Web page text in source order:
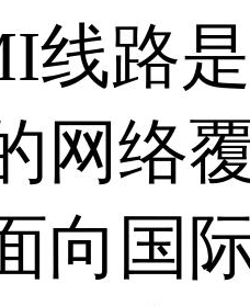
是
网络
向国